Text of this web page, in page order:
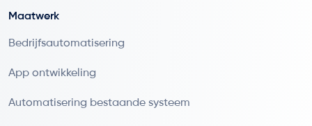
Maatwerk
Bedrijfsautomatisering
App ontwikkeling
Automatisering bestaande systeem